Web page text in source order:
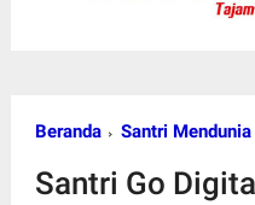
Beranda Santri
Santri Go